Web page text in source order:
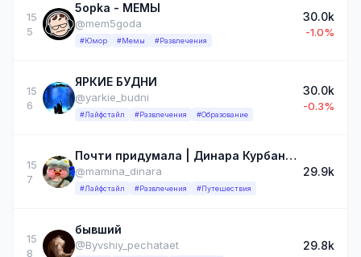
15
5
5opka - МЕМЫ
@mem5goda
#Юмор #Мемы #Развлечения
30.0k
-1.0%
15
6
ЯРКИЕ БУДНИ
@yarkie_budni
#Лайфстайл #Развлечения #Образование
30.0k
-0.3%
15
7
Почти придумала | Динара Курбанова
@mamina_dinara
#Лайфстайл #Развлечения #Путешествия
29.9k
15
8
бывший
@Byvshiy_pechataet 29.8k